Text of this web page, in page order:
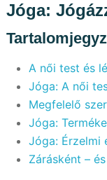
Jóga:
A női test és
Jóga: A női
Megfelelő
Jóga:
Jóga: Érzelmi
Zárásként –